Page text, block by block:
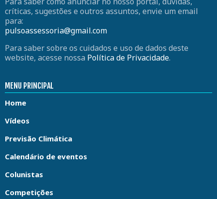
críticas, sugestões e outros assuntos, envie um email
para:
pulsoassessoria@gmail.com
Para saber sobre os cuidados e uso de dados deste
website, acesse nossa Política de Privacidade.
MENU PRINCIPAL
Home
Vídeos
Previsão Climática
Calendário de eventos
Colunistas
Competições